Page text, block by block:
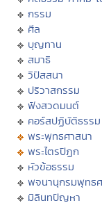
กรรม
ศีล
บุญทาน
สมาธิ
วิปัสสนา
ปริวาสกรรม
ฟังสวดมนต์
คอร์สปฏิบัติธรรม
พระพุทธศาสนา
พระไตรปิฏก
หัวข้อธรรม
พจนานุกรมพุทธ
มิลินทปัญหา